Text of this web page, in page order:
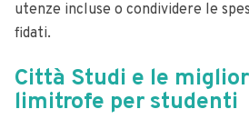
utenze incluse o condividere le
fidati.
Città Studi e le
limitrofe per studenti